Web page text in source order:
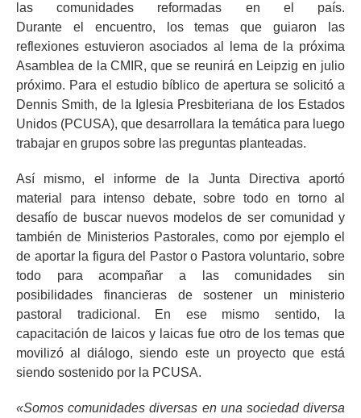
las comunidades reformadas en el país.
Durante el encuentro, los temas que guiaron las
reflexiones estuvieron asociados al lema de la próxima
Asamblea de la CMIR, que se reunirá en Leipzig en julio
próximo. Para el estudio bíblico de apertura se solicitó a
Dennis Smith, de la Iglesia Presbiteriana de los Estados
Unidos (PCUSA), que desarrollara la temática para luego
trabajar en grupos sobre las preguntas planteadas.
Así mismo, el informe de la Junta Directiva aportó
material para intenso debate, sobre todo en torno al
desafío de buscar nuevos modelos de ser comunidad y
también de Ministerios Pastorales, como por ejemplo el
de aportar la figura del Pastor o Pastora voluntario, sobre
todo para acompañar a las comunidades sin
posibilidades financieras de sostener un ministerio
pastoral tradicional. En ese mismo sentido, la
capacitación de laicos y laicas fue otro de los temas que
movilizó al diálogo, siendo este un proyecto que está
siendo sostenido por la PCUSA.
«Somos comunidades diversas en una sociedad diversa